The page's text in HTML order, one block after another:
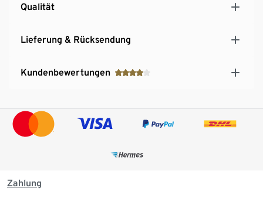
Qualität
Lieferung & Rücksendung
Kundenbewertungen
Zahlung